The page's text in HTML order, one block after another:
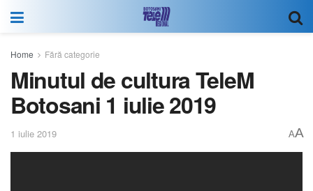
Home Fără categorie
Minutul de cultura TeleM
Botosani 1 iulie 2019
1 iulie 2019 AA